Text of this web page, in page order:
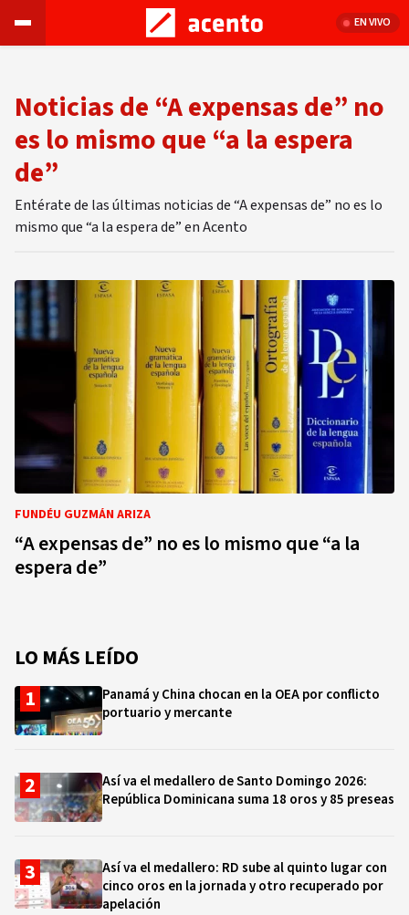
EN VIVO
Noticias de “A expensas de” no
es lo mismo que “a la espera
de”
Entérate de las últimas noticias de “A expensas de” no es lo
mismo que “a la espera de” en Acento
FUNDÉU GUZMÁN ARIZA
“A expensas de” no es lo mismo que “a la
espera de”
LO MÁS LEÍDO
Panamá y China chocan en la OEA por conflicto
portuario y mercante
Así va el medallero de Santo Domingo 2026:
República Dominicana suma 18 oros y 85 preseas
Así va el medallero: RD sube al quinto lugar con
cinco oros en la jornada y otro recuperado por
apelación